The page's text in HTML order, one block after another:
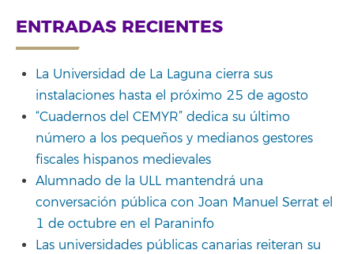
ENTRADAS RECIENTES
La Universidad de La Laguna cierra sus
instalaciones hasta el próximo 25 de agosto
“Cuadernos del CEMYR” dedica su último
número a los pequeños y medianos gestores
fiscales hispanos medievales
Alumnado de la ULL mantendrá una
conversación pública con Joan Manuel Serrat el
1 de octubre en el Paraninfo
Las universidades públicas canarias reiteran su